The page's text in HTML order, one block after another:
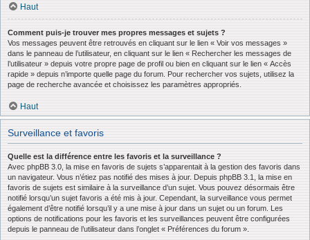
Haut
Comment puis-je trouver mes propres messages et sujets ?
Vos messages peuvent être retrouvés en cliquant sur le lien « Voir vos messages »
dans le panneau de l’utilisateur, en cliquant sur le lien « Rechercher les messages de
l’utilisateur » depuis votre propre page de profil ou bien en cliquant sur le lien « Accès
rapide » depuis n’importe quelle page du forum. Pour rechercher vos sujets, utilisez la
page de recherche avancée et choisissez les paramètres appropriés.
Haut
Surveillance et favoris
Quelle est la différence entre les favoris et la surveillance ?
Avec phpBB 3.0, la mise en favoris de sujets s’apparentait à la gestion des favoris dans
un navigateur. Vous n’étiez pas notifié des mises à jour. Depuis phpBB 3.1, la mise en
favoris de sujets est similaire à la surveillance d’un sujet. Vous pouvez désormais être
notifié lorsqu’un sujet favoris a été mis à jour. Cependant, la surveillance vous permet
également d’être notifié lorsqu’il y a une mise à jour dans un sujet ou un forum. Les
options de notifications pour les favoris et les surveillances peuvent être configurées
depuis le panneau de l’utilisateur dans l’onglet « Préférences du forum ».